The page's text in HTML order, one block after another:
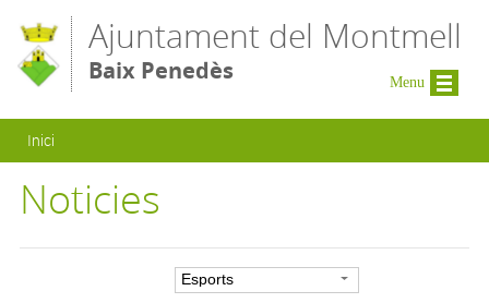
Ajuntament del Montmell
Baix Penedès
Esteu aquí
Inici
Noticies
Menu